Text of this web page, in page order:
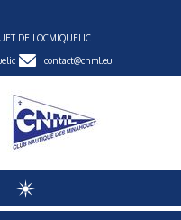
DE LOCMIQUELIC
contact@cnml.eu